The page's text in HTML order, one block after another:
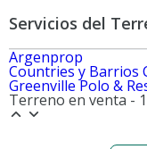
Servicios del
Argenprop
Countries y Barrios
Greenville Polo &
Terreno en venta -